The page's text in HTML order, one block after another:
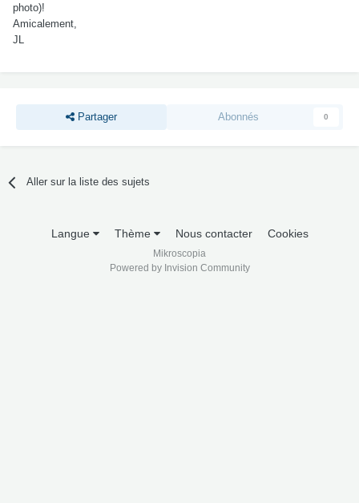
photo)!
Amicalement,
JL
Partager Abonnés 0
Aller sur la liste des sujets
Langue Thème Nous contacter Cookies
Mikroscopia
Powered by Invision Community